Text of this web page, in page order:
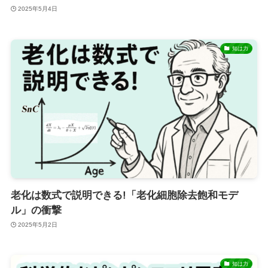
2025年5月4日
知は力
老化は数式で説明できる!「老化細胞除去飽和モデ
ル」の衝撃
2025年5月2日
知は力